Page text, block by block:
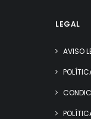
LEGAL
AVISO